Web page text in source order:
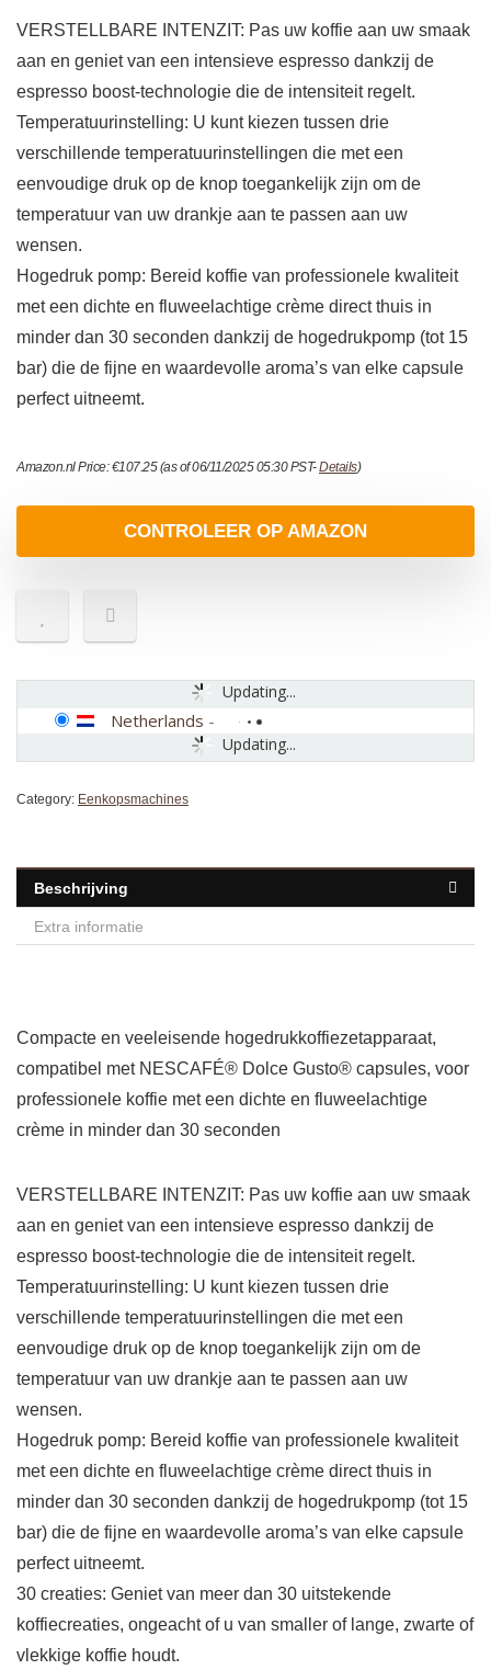
VERSTELLBARE INTENZIT: Pas uw koffie aan uw smaak
aan en geniet van een intensieve espresso dankzij de
espresso boost-technologie die de intensiteit regelt.
Temperatuurinstelling: U kunt kiezen tussen drie
verschillende temperatuurinstellingen die met een
eenvoudige druk op de knop toegankelijk zijn om de
temperatuur van uw drankje aan te passen aan uw
wensen.
Hogedruk pomp: Bereid koffie van professionele kwaliteit
met een dichte en fluweelachtige crème direct thuis in
minder dan 30 seconden dankzij de hogedrukpomp (tot 15
bar) die de fijne en waardevolle aroma’s van elke capsule
perfect uitneemt.
Amazon.nl Price:€107.25(as of 06/11/2025 05:30 PST-Details)
CONTROLEER OP AMAZON
Updating...
Updating...
Netherlands -
Category: Eenkopsmachines
Beschrijving
Extra informatie
Compacte en veeleisende hogedrukkoffiezetapparaat,
compatibel met NESCAFÉ® Dolce Gusto® capsules, voor
professionele koffie met een dichte en fluweelachtige
crème in minder dan 30 seconden
VERSTELLBARE INTENZIT: Pas uw koffie aan uw smaak
aan en geniet van een intensieve espresso dankzij de
espresso boost-technologie die de intensiteit regelt.
Temperatuurinstelling: U kunt kiezen tussen drie
verschillende temperatuurinstellingen die met een
eenvoudige druk op de knop toegankelijk zijn om de
temperatuur van uw drankje aan te passen aan uw
wensen.
Hogedruk pomp: Bereid koffie van professionele kwaliteit
met een dichte en fluweelachtige crème direct thuis in
minder dan 30 seconden dankzij de hogedrukpomp (tot 15
bar) die de fijne en waardevolle aroma’s van elke capsule
perfect uitneemt.
30 creaties: Geniet van meer dan 30 uitstekende
koffiecreaties, ongeacht of u van smaller of lange, zwarte of
vlekkige koffie houdt.